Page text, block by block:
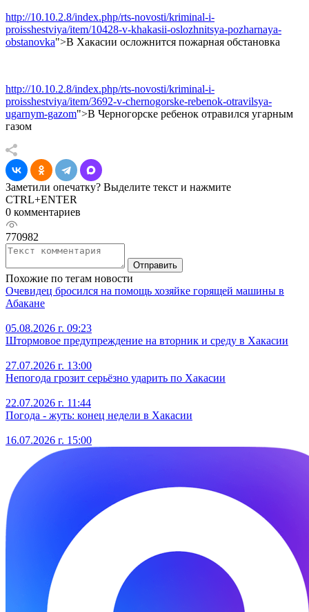
http://10.10.2.8/index.php/rts-novosti/kriminal-i-
proisshestviya/item/10428-v-khakasii-oslozhnitsya-pozharnaya-
obstanovka">В Хакасии осложнится пожарная обстановка
http://10.10.2.8/index.php/rts-novosti/kriminal-i-
proisshestviya/item/3692-v-chernogorske-rebenok-otravilsya-
ugarnym-gazom">В Черногорске ребенок отравился угарным
газом
Заметили опечатку? Выделите текст и нажмите
CTRL+ENTER
0 комментариев
770982
Отправить
Похожие по тегам новости
Очевидец бросился на помощь хозяйке горящей машины в
Абакане
05.08.2026 г. 09:23
Штормовое предупреждение на вторник и среду в Хакасии
27.07.2026 г. 13:00
Непогода грозит серьёзно ударить по Хакасии
22.07.2026 г. 11:44
Погода - жуть: конец недели в Хакасии
16.07.2026 г. 15:00